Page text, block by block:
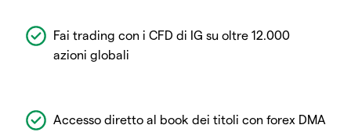
Fai trading con i CFD di IG su oltre 12.000
azioni globali
Accesso diretto al book dei titoli con forex DMA